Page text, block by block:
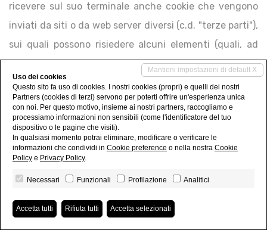
ricevere sul suo terminale anche cookie che vengono
inviati da siti o da web server diversi (c.d. "terze parti"),
sui quali possono risiedere alcuni elementi (quali, ad
esempio, immagini, mappe, suoni, specifici link a pagine
di altri domini) presenti sul sito che lo stesso sta
visitando. Il sito webgiemmecasa.com(di seguito, il
"Sito") utilizza i cookie per rendere i propri servizi
semplici e efficienti per l'utenza che visiona le pagine
del Sito. Gli utenti che visionano il Sito, vedranno
inserite delle quantità minime di informazioni nei
mobili, in piccoli file di testo denominati "cookie" salvati
Mantieni impostazioni di default X
Uso dei cookies
Questo sito fa uso di cookies. I nostri cookies (propri) e quelli dei nostri
Partners (cookies di terzi) servono per poterti offrire un'esperienza unica
con noi. Per questo motivo, insieme ai nostri partners, raccogliamo e
processiamo informazioni non sensibili (come l'identificatore del tuo
dispositivo o le pagine che visiti).
In qualsiasi momento potrai eliminare, modificare o verificare le
informazioni che condividi in Cookie preference o nella nostra Cookie
Policy e Privacy Policy.
Necessari Funzionali Profilazione Analitici
Accetta tutti Rifiuta tutti Accetta selezionati